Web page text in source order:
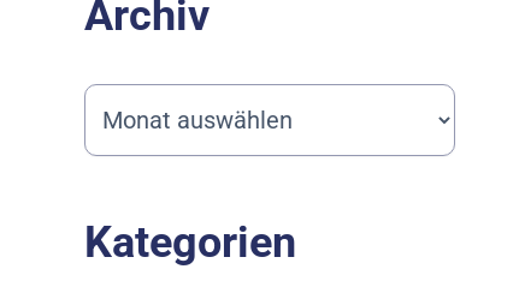
Archiv
Kategorien